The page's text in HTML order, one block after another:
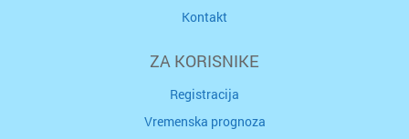
Kontakt
ZA KORISNIKE
Registracija
Vremenska prognoza